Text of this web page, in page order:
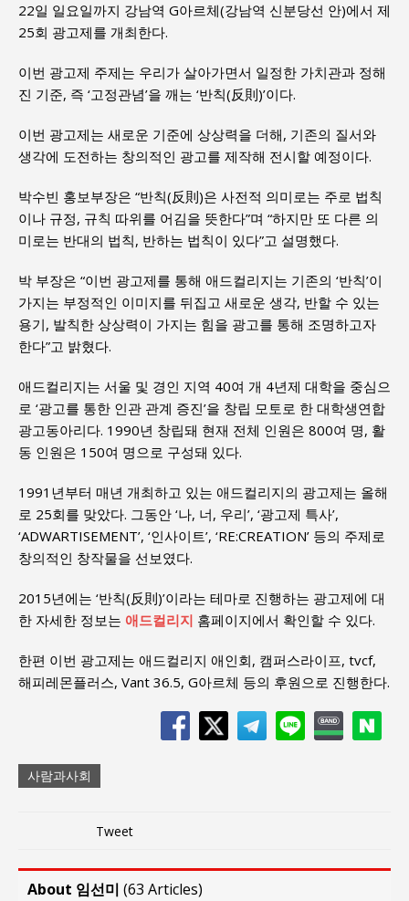
22일 일요일까지 강남역 G아르체(강남역 신분당선 안)에서 제
25회 광고제를 개최한다.
이번 광고제 주제는 우리가 살아가면서 일정한 가치관과 정해
진 기준, 즉 ‘고정관념’을 깨는 ‘반칙(反則)’이다.
이번 광고제는 새로운 기준에 상상력을 더해, 기존의 질서와
생각에 도전하는 창의적인 광고를 제작해 전시할 예정이다.
박수빈 홍보부장은 “반칙(反則)은 사전적 의미로는 주로 법칙
이나 규정, 규칙 따위를 어김을 뜻한다”며 “하지만 또 다른 의
미로는 반대의 법칙, 반하는 법칙이 있다”고 설명했다.
박 부장은 “이번 광고제를 통해 애드컬리지는 기존의 ‘반칙’이
가지는 부정적인 이미지를 뒤집고 새로운 생각, 반할 수 있는
용기, 발칙한 상상력이 가지는 힘을 광고를 통해 조명하고자
한다”고 밝혔다.
애드컬리지는 서울 및 경인 지역 40여 개 4년제 대학을 중심으
로 ‘광고를 통한 인관 관계 증진’을 창립 모토로 한 대학생연합
광고동아리다. 1990년 창립돼 현재 전체 인원은 800여 명, 활
동 인원은 150여 명으로 구성돼 있다.
1991년부터 매년 개최하고 있는 애드컬리지의 광고제는 올해
로 25회를 맞았다. 그동안 ‘나, 너, 우리’, ‘광고제 특사’,
‘ADWARTISEMENT’, ‘인사이트’, ‘RE:CREATION’ 등의 주제로
창의적인 창작물을 선보였다.
2015년에는 ‘반칙(反則)’이라는 테마로 진행하는 광고제에 대
한 자세한 정보는 애드컬리지 홈페이지에서 확인할 수 있다.
한편 이번 광고제는 애드컬리지 애인회, 캠퍼스라이프, tvcf,
해피레몬플러스, Vant 36.5, G아르체 등의 후원으로 진행한다.
사람과사회
Tweet
About 임선미 (63 Articles)